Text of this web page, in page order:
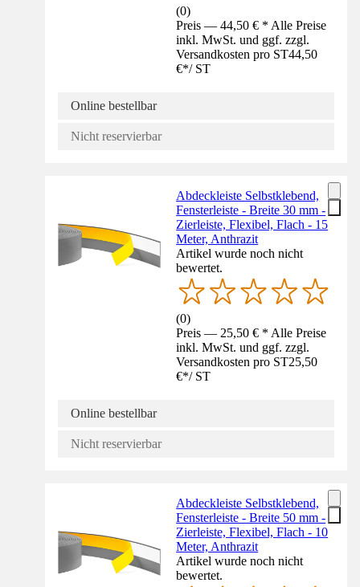
(0)
Preis — 44,50 € * Alle Preise
inkl. MwSt. und ggf. zzgl.
Versandkosten pro ST44,50
€*/ ST
Online bestellbar
Nicht reservierbar
Abdeckleiste Selbstklebend,
Fensterleiste - Breite 30 mm -
Zierleiste, Flexibel, Flach - 15
Meter, Anthrazit
Artikel wurde noch nicht
bewertet.
(0)
Preis — 25,50 € * Alle Preise
inkl. MwSt. und ggf. zzgl.
Versandkosten pro ST25,50
€*/ ST
Online bestellbar
Nicht reservierbar
Abdeckleiste Selbstklebend,
Fensterleiste - Breite 50 mm -
Zierleiste, Flexibel, Flach - 10
Meter, Anthrazit
Artikel wurde noch nicht
bewertet.